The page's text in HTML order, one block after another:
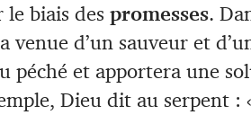
le biais des promesses.
venue d’un sauveur et
péché et apportera une
Dieu dit au serpent